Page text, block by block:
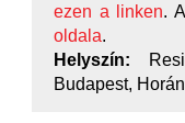
ezen a linken.
oldala.
Helyszín:
Budapest,